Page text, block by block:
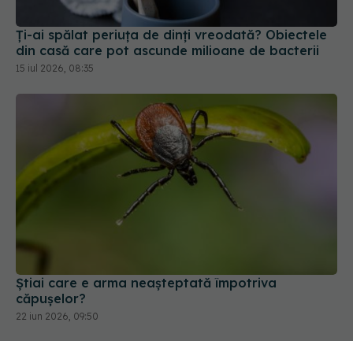
15 iul 2026, 08:35
Știai care e arma neașteptată împotriva
căpușelor?